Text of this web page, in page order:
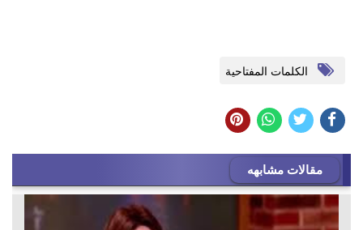
الكلمات المفتاحية
مقالات مشابهه